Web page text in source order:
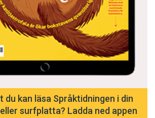
du kan läsa Språktidningen i din
surfplatta? Ladda ned appen